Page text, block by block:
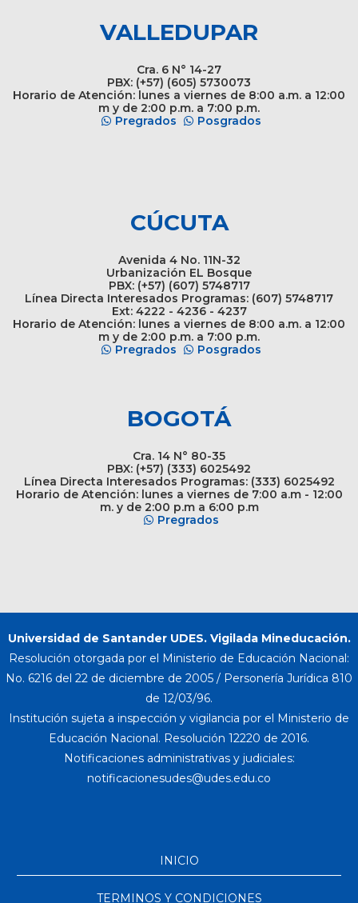
VALLEDUPAR
Cra. 6 N° 14-27
PBX: (+57) (605) 5730073
Horario de Atención: lunes a viernes de 8:00 a.m. a 12:00
m y de 2:00 p.m. a 7:00 p.m.
Pregrados
Posgrados
CÚCUTA
Avenida 4 No. 11N-32
Urbanización EL Bosque
PBX: (+57) (607) 5748717
Línea Directa Interesados Programas: (607) 5748717
Ext: 4222 - 4236 - 4237
Horario de Atención: lunes a viernes de 8:00 a.m. a 12:00
m y de 2:00 p.m. a 7:00 p.m.
Pregrados
Posgrados
BOGOTÁ
Cra. 14 N° 80-35
PBX: (+57) (333) 6025492
Línea Directa Interesados Programas: (333) 6025492
Horario de Atención: lunes a viernes de 7:00 a.m - 12:00
m. y de 2:00 p.m a 6:00 p.m
Pregrados
Universidad de Santander UDES. Vigilada Mineducación.
Resolución otorgada por el Ministerio de Educación Nacional:
No. 6216 del 22 de diciembre de 2005 / Personería Jurídica 810
de 12/03/96.
Institución sujeta a inspección y vigilancia por el Ministerio de
Educación Nacional. Resolución 12220 de 2016.
Notificaciones administrativas y judiciales:
INICIO
TERMINOS Y CONDICIONES